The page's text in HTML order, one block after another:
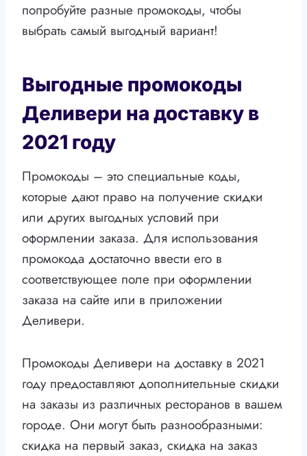
попробуйте разные промокоды, чтобы
выбрать самый выгодный вариант!
Выгодные промокоды
Деливери на доставку в
2021 году
Промокоды – это специальные коды,
которые дают право на получение скидки
или других выгодных условий при
оформлении заказа. Для использования
промокода достаточно ввести его в
соответствующее поле при оформлении
заказа на сайте или в приложении
Деливери.
Промокоды Деливери на доставку в 2021
году предоставляют дополнительные скидки
на заказы из различных ресторанов в вашем
городе. Они могут быть разнообразными:
скидка на первый заказ, скидка на заказ